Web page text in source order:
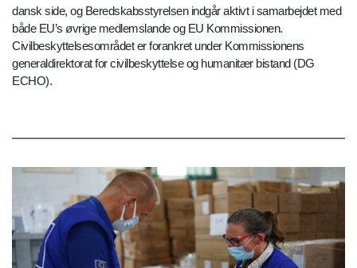
dansk side, og Beredskabsstyrelsen indgår aktivt i samarbejdet med
både EU’s øvrige medlemslande og EU Kommissionen.
Civilbeskyttelsesområdet er forankret under Kommissionens
generaldirektorat for civilbeskyttelse og humanitær bistand (DG
ECHO).